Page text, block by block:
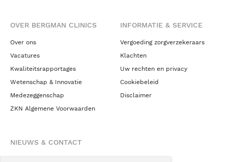
OVER BERGMAN CLINICS
Over ons
Vacatures
Kwaliteitsrapportages
Wetenschap & Innovatie
Medezeggenschap
ZKN Algemene Voorwaarden
INFORMATIE & SERVICE
Vergoeding zorgverzekeraars
Klachten
Uw rechten en privacy
Cookiebeleid
Disclaimer
NIEUWS & CONTACT